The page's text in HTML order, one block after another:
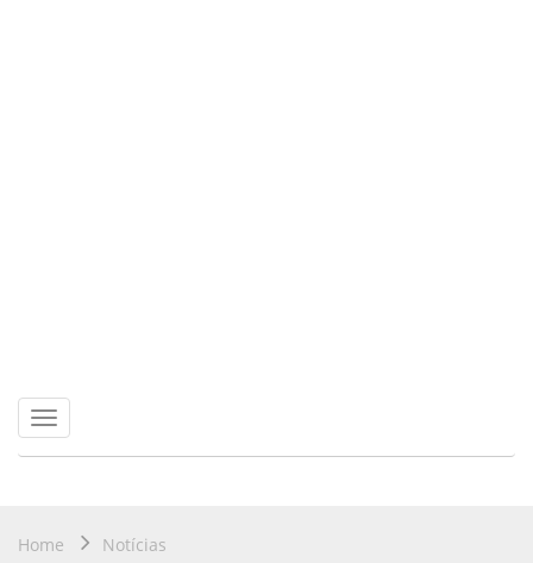
Toggle
navigation
Home
Notícias